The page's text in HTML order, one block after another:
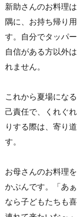
新助さんのお料理
隅に、お持ち帰り
す。自分でタッパ
自信がある方以外
れません。
これから夏場にな
己責任で、くれぐ
りする際は、寄り
す。
お母さんのお料理
かぶんです。「あ
なら子どもたちも